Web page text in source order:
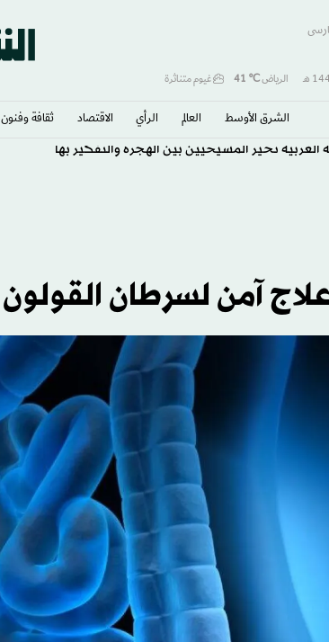
الرياض℃
41 غيوم متناثرة
الشرق الأوسط​ العالم الرأي الاقتصاد ثقافة وفنون
الغربية تخيّر المسيحيين بين الهجرة والتفكير بها
آمن لسرطان القولون